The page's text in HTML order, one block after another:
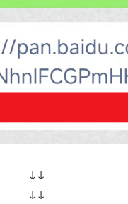
↓↓
↓↓